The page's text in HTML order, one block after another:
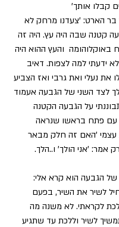
קבלו אותך'
בר הארט: 'צעדנו מרחק לא
קטנה שבה היה עץ. היה זה
באוקלוהומה  והעץ ההוא היה
ידעתי למה לצפות. דאיב
את נעלי ואת גרבי ואז הצביע
לצד השני של הגבעה אעמוד
על הגבעה הקטנה
עם פתח בראשו שנראה
עצמי 'האם זה חלק מבאר
אמר: 'אני הולך' ו..הלך.
של הגבעה הוא קרא אלי:
לשיר את השיר, בפעם
לקראתי. לא משנה מה
לשיר וללכת עד שתגיע